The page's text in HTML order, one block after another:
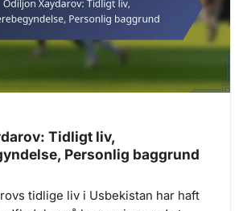
Tidligt liv,
Personlig baggrund
tidlige liv i Usbekistan har haft